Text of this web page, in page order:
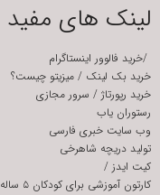
لینک های مفید
/خرید فالوور اینستاگرام
خرید بک لینک / میزیتو چیست؟
خرید رپورتاژ / سرور مجازی
رستوران یاب
وب سایت خبری فارسی
تولید دریچه شاهرخی
کیت ایدز /
کارتون آموزشی برای کودکان ۵ ساله